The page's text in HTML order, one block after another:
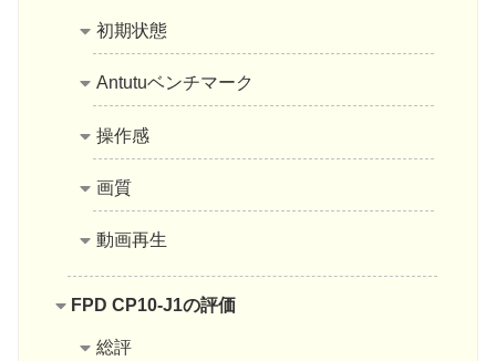
初期状態
Antutuベンチマーク
操作感
画質
動画再生
FPD CP10-J1の評価
総評